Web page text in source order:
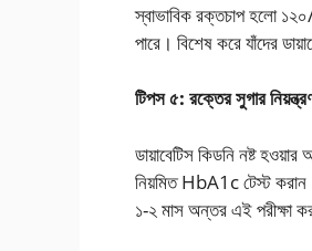
স্বাভাবিক রক্তচাপ হলো
পারে। বিশেষ করে যাঁদের
টিপস ৫: রক্তের সুগার
ডায়াবেটিস কিডনি নষ্ট
নিয়মিত HbA1c টেস্ট করান।
১-২ মাস অন্তর এই পরীক্ষা